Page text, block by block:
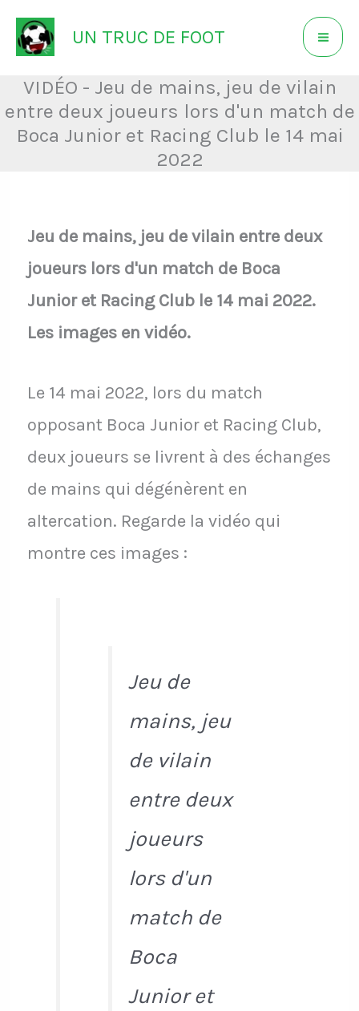
Aller
au
contenu
UN TRUC DE FOOT
VIDÉO - Jeu de mains, jeu de vilain
entre deux joueurs lors d'un match de
Boca Junior et Racing Club le 14 mai
2022
Jeu de mains, jeu de vilain entre deux
joueurs lors d'un match de Boca
Junior et Racing Club le 14 mai 2022.
Les images en vidéo.
Le 14 mai 2022, lors du match
opposant Boca Junior et Racing Club,
deux joueurs se livrent à des échanges
de mains qui dégénèrent en
altercation. Regarde la vidéo qui
montre ces images :
Jeu de
mains, jeu
de vilain
entre deux
joueurs
lors d'un
match de
Boca
Junior et